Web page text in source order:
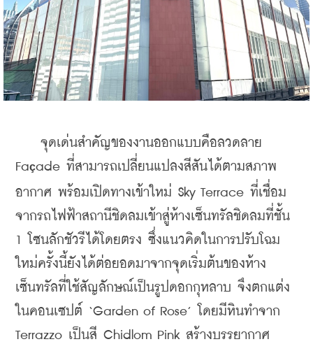
จุดเด่นสำคัญของงานออกแบบคือลวดลาย
Façade ที่สามารถเปลี่ยนแปลงสีสันได้ตามสภาพ
อากาศ พร้อมเปิดทางเข้าใหม่ Sky Terrace ที่เชื่อม
จากรถไฟฟ้าสถานีชิดลมเข้าสู่ห้างเซ็นทรัลชิดลมที่ชั้น
1 โซนลักชัวรีได้โดยตรง ซึ่งแนวคิดในการปรับโฉม
ใหม่ครั้งนี้ยังได้ต่อยอดมาจากจุดเริ่มต้นของห้าง
เซ็นทรัลที่ใช้สัญลักษณ์เป็นรูปดอกกุหลาบ จึงตกแต่ง
ในคอนเซปต์ ‘Garden of Rose’ โดยมีหินทำจาก
Terrazzo เป็นสี Chidlom Pink สร้างบรรยากาศ